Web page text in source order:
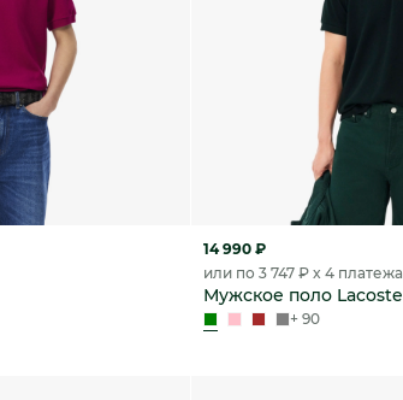
14 990 ₽
или по 3 747 ₽ x 4 платежа
Мужское поло Lacoste
+ 90